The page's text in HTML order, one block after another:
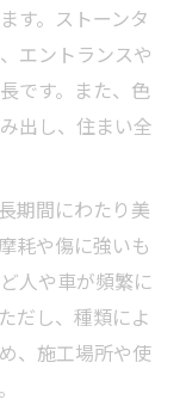
す。ストーンタ
エントランスや
です。また、色
出し、住まい全
期間にわたり美
耗や傷に強いも
人や車が頻繁に
だし、種類によ
、施工場所や使